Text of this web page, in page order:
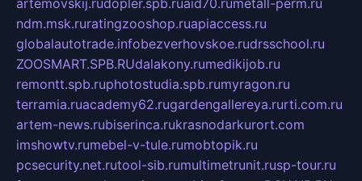
artemovskij.rudopler.spb.ruaid70.rumetall-perm.ru
ndm.msk.ruratingzooshop.ruapiaccess.ru
globalautotrade.infobezverhovskoe.rudrsschool.ru
ZOOSMART.SPB.RUdalakony.rumedikijob.ru
remontt.spb.ruphotostudia.spb.rumyragon.ru
terramia.ruacademy62.rugardengallereya.rurti.com.ru
artem-news.rubiserinca.rukrasnodarkurort.com
imshowtv.rumebel-v-tule.rumobtopik.ru
pcsecurity.net.rutool-sib.rumultimetrunit.rusp-tour.ru